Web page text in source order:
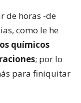
de horas -de
como le he
químicos
; por lo
para finiquitar